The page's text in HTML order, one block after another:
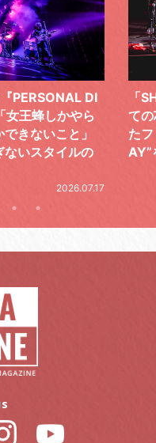
ックバンドとし
感謝で泳ぎ切っ
D
気
レ